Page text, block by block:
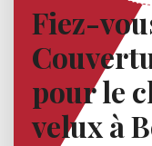
Fiez-
pour le
velux à